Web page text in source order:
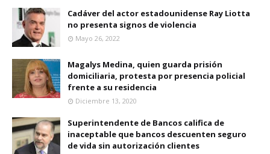
Cadáver del actor estadounidense Ray Liotta
no presenta signos de violencia
Mayo 26, 2022
Magalys Medina, quien guarda prisión
domiciliaria, protesta por presencia policial
frente a su residencia
Diciembre 13, 2020
Superintendente de Bancos califica de
inaceptable que bancos descuenten seguro
de vida sin autorización clientes